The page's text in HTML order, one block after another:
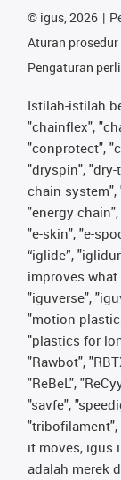
© igus, 2026
Aturan prosedur
Pengaturan
Istilah-istilah
"chainflex",
"conprotect",
"dryspin", "dry-
chain system",
"energy
"e-skin", "e-
“iglide”,
improves what
"iguverse",
"motion
"plastics for
"Rawbot",
"ReBeL",
"savfe",
"tribofilament",
it moves, igus
adalah merek